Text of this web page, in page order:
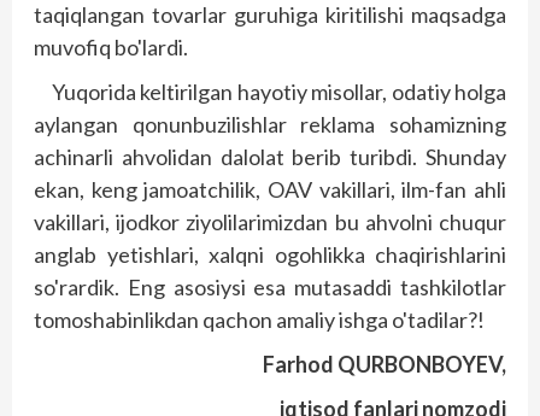
taqiqlangan tovarlar guruhiga kiritilishi maqsadga
muvofiq bo'lardi.
Yuqorida keltirilgan hayotiy misollar, odatiy holga
aylangan qonunbuzilishlar reklama sohamizning
achinarli ahvolidan dalolat berib turibdi. Shunday
ekan, keng jamoatchilik, OAV vakillari, ilm-fan ahli
vakillari, ijodkor ziyolilarimizdan bu ahvolni chuqur
anglab yetishlari, xalqni ogohlikka chaqirishlarini
so'rardik. Eng asosiysi esa mutasaddi tashkilotlar
tomoshabinlikdan qachon amaliy ishga o'tadilar?!
Farhod QURBONBOYEV,
iqtisod fanlari nomzodi